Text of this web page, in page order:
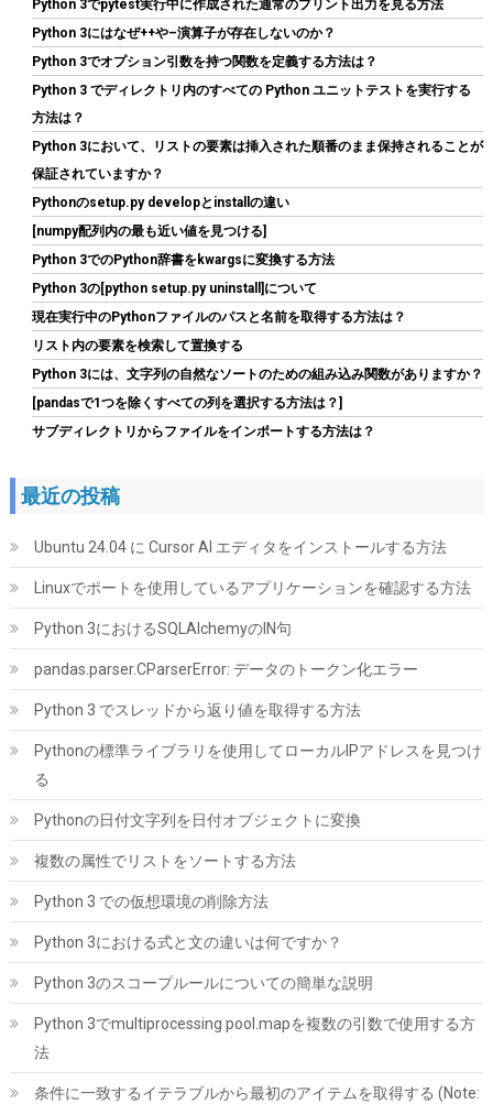
久 PS5/PS5 Pro動作確認済み メーカー5年保証
(546825) GBP 134.93 (2026-08-07 04:03 GMT +09:00 時点 -
こちら
SP Silicon Power シリコンパワー SSD 512GB 3D NAND採用
SATA3 6Gb/s 2.5インチ 7mm PS4動作確認済 3年保証 A55シリー
ズ SP512GBSS3A55S25
(54310588) GBP 61.49 (2026-08-07 04:03 GMT +09:00 時点 -
はこちら)
ARCTIC MX-4（スパチュラ付属・4g）– CPU/GPU 用 高性能サー
マルグリス、非常に高い熱伝導率、長期耐久、安全で簡単な塗布
(54570114) GBP 6.54 (2026-08-07 04:03 GMT +09:00 時点 -詳細は
こちら)
MSI MAG A850GL PCIE5 PC電源ユニット 850W ATX3.1/PCIe 5.1
こちら
Python 3でpytest実行中に作成された通常のプリント出力を見る方法
Python 3にはなぜ++や–演算子が存在しないのか？
Python 3でオプション引数を持つ関数を定義する方法は？
Python 3 でディレクトリ内のすべての Python ユニットテストを実行する
方法は？
Python 3において、リストの要素は挿入された順番のまま保持されることが
保証されていますか？
Pythonのsetup.py developとinstallの違い
[numpy配列内の最も近い値を見つける]
Python 3でのPython辞書をkwargsに変換する方法
Python 3の[python setup.py uninstall]について
現在実行中のPythonファイルのパスと名前を取得する方法は？
リスト内の要素を検索して置換する
Python 3には、文字列の自然なソートのための組み込み関数がありますか？
[pandasで1つを除くすべての列を選択する方法は？]
サブディレクトリからファイルをインポートする方法は？
最近の投稿
Ubuntu 24.04 に Cursor AI エディタをインストールする方法
Linuxでポートを使用しているアプリケーションを確認する方法
Python 3におけるSQLAlchemyのIN句
pandas.parser.CParserError: データのトークン化エラー
Python 3 でスレッドから返り値を取得する方法
Pythonの標準ライブラリを使用してローカルIPアドレスを見つけ
る
Pythonの日付文字列を日付オブジェクトに変換
複数の属性でリストをソートする方法
Python 3 での仮想環境の削除方法
Python 3における式と文の違いは何ですか？
Python 3のスコープルールについての簡単な説明
Python 3でmultiprocessing pool.mapを複数の引数で使用する方
法
条件に一致するイテラブルから最初のアイテムを取得する (Note: